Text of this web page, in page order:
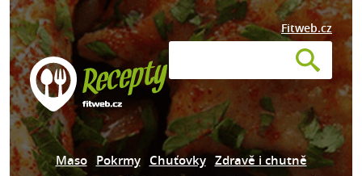
Fitweb.cz
Maso Pokrmy Chuťovky Zdravě i chutně